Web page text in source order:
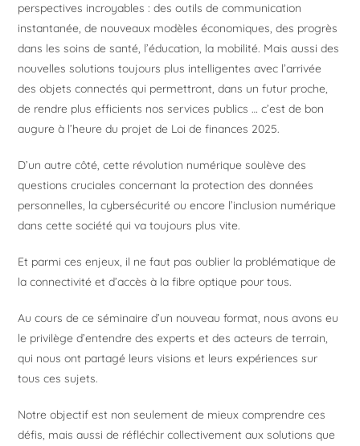
perspectives incroyables : des outils de communication
instantanée, de nouveaux modèles économiques, des progrès
dans les soins de santé, l’éducation, la mobilité. Mais aussi des
nouvelles solutions toujours plus intelligentes avec l’arrivée
des objets connectés qui permettront, dans un futur proche,
de rendre plus efficients nos services publics … c’est de bon
augure à l’heure du projet de Loi de finances 2025.
D’un autre côté, cette révolution numérique soulève des
questions cruciales concernant la protection des données
personnelles, la cybersécurité ou encore l’inclusion numérique
dans cette société qui va toujours plus vite.
Et parmi ces enjeux, il ne faut pas oublier la problématique de
la connectivité et d’accès à la fibre optique pour tous.
Au cours de ce séminaire d’un nouveau format, nous avons eu
le privilège d’entendre des experts et des acteurs de terrain,
qui nous ont partagé leurs visions et leurs expériences sur
tous ces sujets.
Notre objectif est non seulement de mieux comprendre ces
défis, mais aussi de réfléchir collectivement aux solutions que